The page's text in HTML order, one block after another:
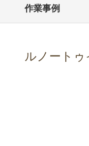
作業事例
ルノート